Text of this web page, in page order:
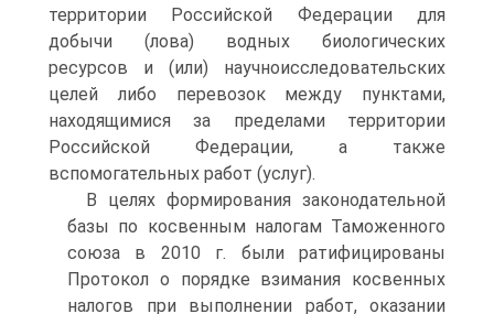
территории Российской Федерации для
добычи (лова) водных биологических
ресурсов и (или) научноисследовательских
целей либо перевозок между пунктами,
находящимися за пределами территории
Российской Федерации, а также
вспомогательных работ (услуг).
В целях формирования законодательной
базы по косвенным налогам Таможенного
союза в 2010 г. были ратифицированы
Протокол о порядке взимания косвенных
налогов при выполнении работ, оказании